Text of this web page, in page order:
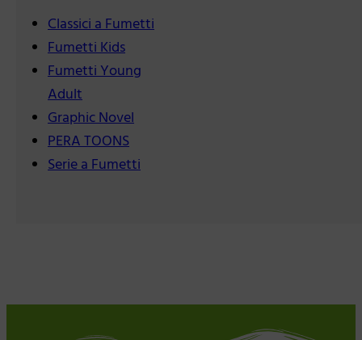
Classici a Fumetti
Fumetti Kids
Fumetti Young
Adult
Graphic Novel
PERA TOONS
Serie a Fumetti